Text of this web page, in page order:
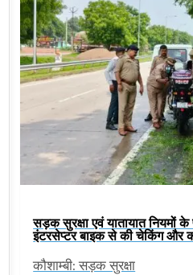
सड़क सुरक्षा एवं यातायात नियमों
इंटरसेप्टर बाइक से की चेकिंग और
कौशाम्बी: सड़क सुरक्षा